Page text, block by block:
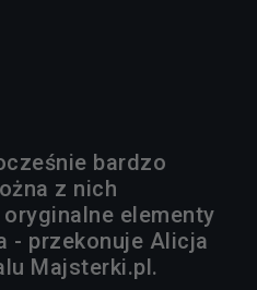
bardzo
z nich
elementy
- przekonuje Alicja
Majsterki.pl.